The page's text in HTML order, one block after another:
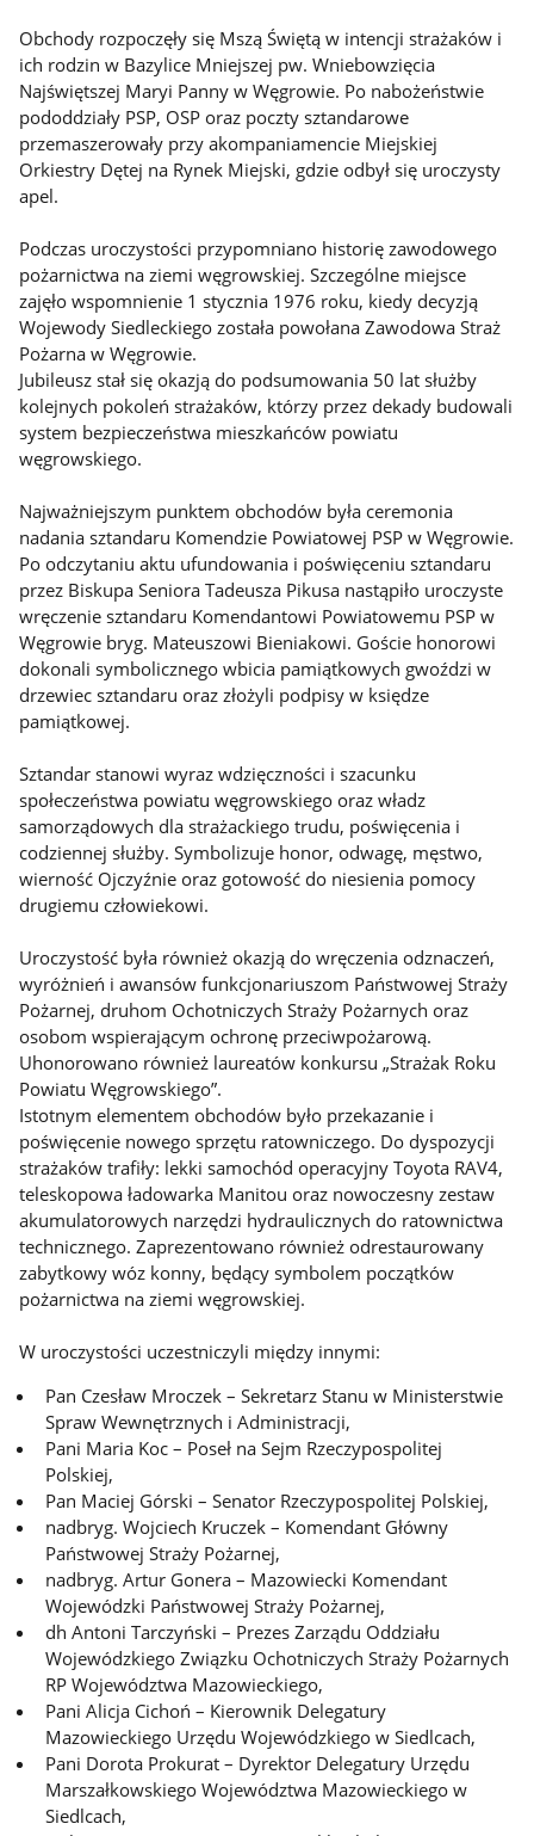
Obchody rozpoczęły się Mszą Świętą w intencji strażaków i
ich rodzin w Bazylice Mniejszej pw. Wniebowzięcia
Najświętszej Maryi Panny w Węgrowie. Po nabożeństwie
pododdziały PSP, OSP oraz poczty sztandarowe
przemaszerowały przy akompaniamencie Miejskiej
Orkiestry Dętej na Rynek Miejski, gdzie odbył się uroczysty
apel.
Podczas uroczystości przypomniano historię zawodowego
pożarnictwa na ziemi węgrowskiej. Szczególne miejsce
zajęło wspomnienie 1 stycznia 1976 roku, kiedy decyzją
Wojewody Siedleckiego została powołana Zawodowa Straż
Pożarna w Węgrowie.
Jubileusz stał się okazją do podsumowania 50 lat służby
kolejnych pokoleń strażaków, którzy przez dekady budowali
system bezpieczeństwa mieszkańców powiatu
węgrowskiego.
Najważniejszym punktem obchodów była ceremonia
nadania sztandaru Komendzie Powiatowej PSP w Węgrowie.
Po odczytaniu aktu ufundowania i poświęceniu sztandaru
przez Biskupa Seniora Tadeusza Pikusa nastąpiło uroczyste
wręczenie sztandaru Komendantowi Powiatowemu PSP w
Węgrowie bryg. Mateuszowi Bieniakowi. Goście honorowi
dokonali symbolicznego wbicia pamiątkowych gwoździ w
drzewiec sztandaru oraz złożyli podpisy w księdze
pamiątkowej.
Sztandar stanowi wyraz wdzięczności i szacunku
społeczeństwa powiatu węgrowskiego oraz władz
samorządowych dla strażackiego trudu, poświęcenia i
codziennej służby. Symbolizuje honor, odwagę, męstwo,
wierność Ojczyźnie oraz gotowość do niesienia pomocy
drugiemu człowiekowi.
Uroczystość była również okazją do wręczenia odznaczeń,
wyróżnień i awansów funkcjonariuszom Państwowej Straży
Pożarnej, druhom Ochotniczych Straży Pożarnych oraz
osobom wspierającym ochronę przeciwpożarową.
Uhonorowano również laureatów konkursu „Strażak Roku
Powiatu Węgrowskiego”.
Istotnym elementem obchodów było przekazanie i
poświęcenie nowego sprzętu ratowniczego. Do dyspozycji
strażaków trafiły: lekki samochód operacyjny Toyota RAV4,
teleskopowa ładowarka Manitou oraz nowoczesny zestaw
akumulatorowych narzędzi hydraulicznych do ratownictwa
technicznego. Zaprezentowano również odrestaurowany
zabytkowy wóz konny, będący symbolem początków
pożarnictwa na ziemi węgrowskiej.
W uroczystości uczestniczyli między innymi:
Pan Czesław Mroczek – Sekretarz Stanu w Ministerstwie
Spraw Wewnętrznych i Administracji,
Pani Maria Koc – Poseł na Sejm Rzeczypospolitej
Polskiej,
Pan Maciej Górski – Senator Rzeczypospolitej Polskiej,
nadbryg. Wojciech Kruczek – Komendant Główny
Państwowej Straży Pożarnej,
nadbryg. Artur Gonera – Mazowiecki Komendant
Wojewódzki Państwowej Straży Pożarnej,
dh Antoni Tarczyński – Prezes Zarządu Oddziału
Wojewódzkiego Związku Ochotniczych Straży Pożarnych
RP Województwa Mazowieckiego,
Pani Alicja Cichoń – Kierownik Delegatury
Mazowieckiego Urzędu Wojewódzkiego w Siedlcach,
Pani Dorota Prokurat – Dyrektor Delegatury Urzędu
Marszałkowskiego Województwa Mazowieckiego w
Siedlcach,